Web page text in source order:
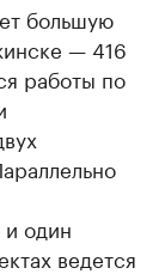
большую
— 416
работы по
один
ведется